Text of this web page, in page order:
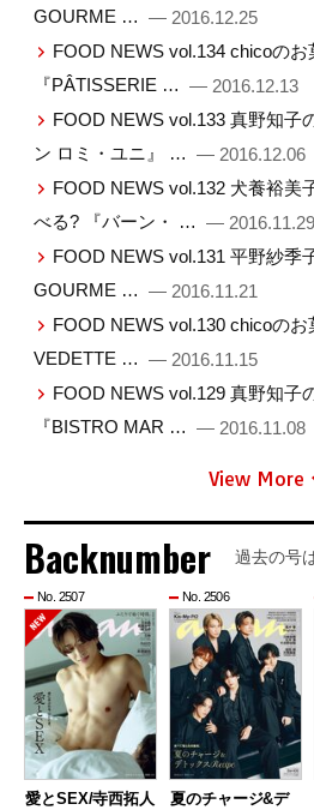
GOURME … — 2016.12.25
FOOD NEWS vol.134 chicoのお
『PÂTISSERIE … — 2016.12.13
FOOD NEWS vol.133 真野知子
ン ロミ・ユニ』 … — 2016.12.06
FOOD NEWS vol.132 犬養裕美
べる? 『バーン・ … — 2016.11.29
FOOD NEWS vol.131 平野紗季
GOURME … — 2016.11.21
FOOD NEWS vol.130 chicoの
VEDETTE … — 2016.11.15
FOOD NEWS vol.129 真野知子
『BISTRO MAR … — 2016.11.08
View More
Backnumber 過去の号
No. 2507
愛とSEX/寺西拓人
No. 2506
夏のチャージ&デ